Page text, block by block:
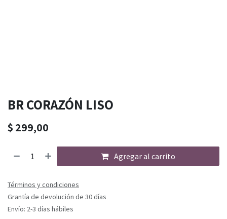
BR CORAZÓN LISO
$ 299,00
Agregar al carrito
Términos y condiciones
Grantía de devolución de 30 días
Envío: 2-3 días hábiles